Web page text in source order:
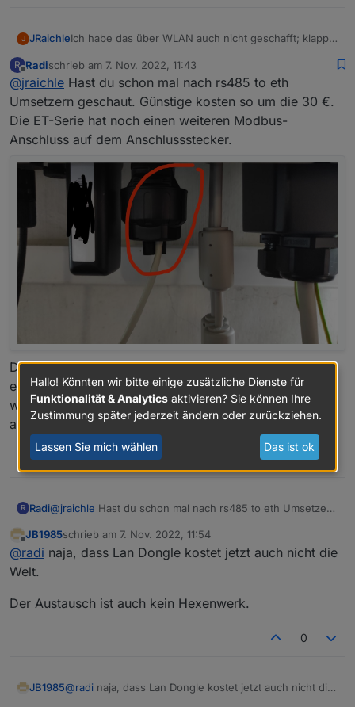
J JRaichleIch habe das über WLAN auch nicht geschafft; klappt
Details bzw. kann jemand bestätigen dass es mit
WLAN überhaupt klappt?
Hat jemand nen Link für die Lan-Box? Ist wohl aktuell
nicht lieferbar :-(
Gruß Jochen
R
Offline
Radischrieb am 7. Nov. 2022, 11:43
zuletzt editiert von
@jraichle Hast du schon mal nach rs485 to eth
Umsetzern geschaut. Günstige kosten so um die 30 €.
Die ET-Serie hat noch einen weiteren Modbus-
Anschluss auf dem Anschlussstecker.
Dort kannst du die Werte je nach Montageort des WR,
entweder direkt mit ner Zweidrahtleitung, oder wenn
weiter weg und Netzwerk verfügbar mit o.g. Umsetzer,
abholen.
0
R Radi@jraichle Hast du schon mal nach rs485 to eth Umsetzern
hat noch einen weiteren Modbus-Anschluss auf dem
Anschlussstecker.
Offline
JB1985schrieb am 7. Nov. 2022, 11:54
zuletzt editiert von
@radi naja, dass Lan Dongle kostet jetzt auch nicht die
Welt.
Der Austausch ist auch kein Hexenwerk.
0
JB1985@radi naja, dass Lan Dongle kostet jetzt auch nicht die
Hallo! Könnten wir bitte einige zusätzliche Dienste für
Funktionalität & Analytics aktivieren? Sie können Ihre
Zustimmung später jederzeit ändern oder zurückziehen.
Lassen Sie mich wählen Das ist ok